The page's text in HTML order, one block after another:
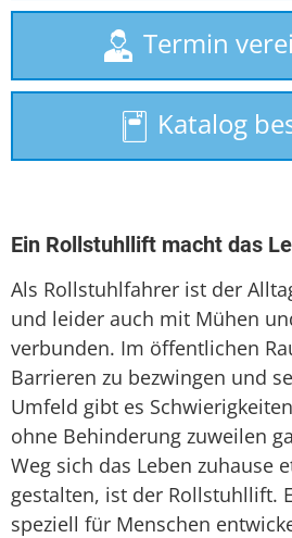
Plattformlift
Seniorenlift
Treppenaufzug
Treppenlift
Treppenlift mieten
Termin
Katalog
Ein Rollstuhllift macht das
Als Rollstuhlfahrer ist der
und leider auch mit Mühen
verbunden. Im öffentlichen
Barrieren zu bezwingen und
Umfeld gibt es
ohne Behinderung zuweilen
Weg sich das Leben zuhause
gestalten, ist der Rollstuhllift.
speziell für Menschen